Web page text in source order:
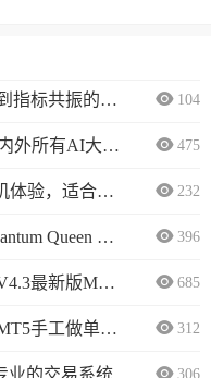
【金达量化】多指标共振策略，达到指标共振的情况下才会进场，不是时时刻刻都有单 104
【AI黄金猎人】一款可无缝接入国内外所有AI大模型的全智能EA(源码) 475
分享趋势类 EA 阿拉丁觉醒实盘挂机体验，适合长期无人值守运行 232
【量子女王V4.3】最新版源码（Quantum Queen MT5） 396
【量子女皇最新版源码】量子女皇V4.3最新版MT5源码它来了 685
【分享一个自用的MT5做单助手】MT5手工做单助手 312
业的交易系统 306